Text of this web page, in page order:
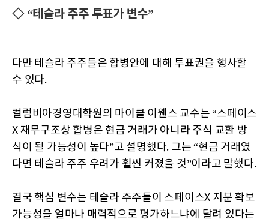
◇ “테슬라 주주 투표가 변수”
다만 테슬라 주주들은 합병안에 대해 투표권을 행사할
수 있다.
컬럼비아경영대학원의 마이클 이웬스 교수는 “스페이스
X 재무구조상 합병은 현금 거래가 아니라 주식 교환 방
식이 될 가능성이 높다”고 설명했다. 그는 “현금 거래였
다면 테슬라 주주 우려가 훨씬 커졌을 것”이라고 말했다.
결국 핵심 변수는 테슬라 주주들이 스페이스X 지분 확보
가능성을 얼마나 매력적으로 평가하느냐에 달려 있다는